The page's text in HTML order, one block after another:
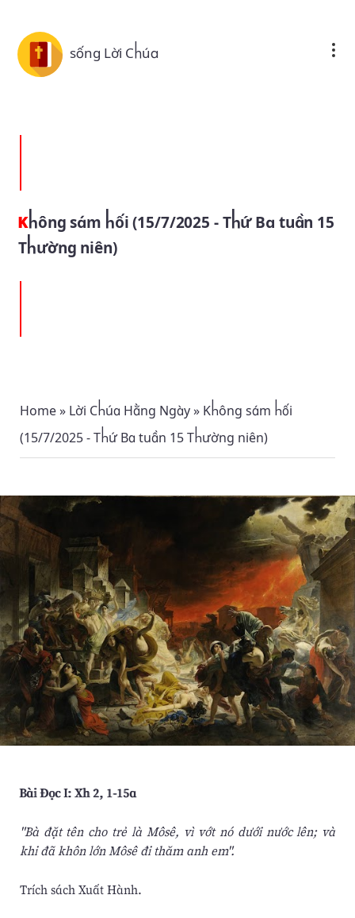
sống Lời Chúa
Không sám hối (15/7/2025 - Thứ Ba tuần 15
Thường niên)
Home» Lời Chúa Hằng Ngày» Không sám hối
(15/7/2025 - Thứ Ba tuần 15 Thường niên)
Bài Ðọc I: Xh 2, 1-15a
"Bà đặt tên cho trẻ là Môsê, vì vớt nó dưới nước lên; và
khi đã khôn lớn Môsê đi thăm anh em".
Trích sách Xuất Hành.